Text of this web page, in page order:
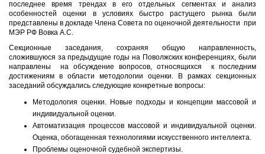
последнее время трендах в его отдельных сегментах и анализ
особенностей оценки в условиях быстро растущего рынка были
представлены в докладе Члена Совета по оценочной деятельности при
МЭР РФ Вовка А.С.
Секционные заседания, сохраняя общую направленность,
сложившуюся за предыдущие годы на Поволжских конференциях, были
направлены на обсуждение вопросов, относящихся к последним
достижениям в области методологии оценки. В рамках секционных
заседаний обсуждались следующие конкретные вопросы:
Методология оценки. Новые подходы и концепции массовой и
индивидуальной оценки.
Автоматизация процессов массовой и индивидуальной оценки.
Оценка, обогащенная технологиями искусственного интеллекта.
Проблемы оценочной судебной экспертизы.